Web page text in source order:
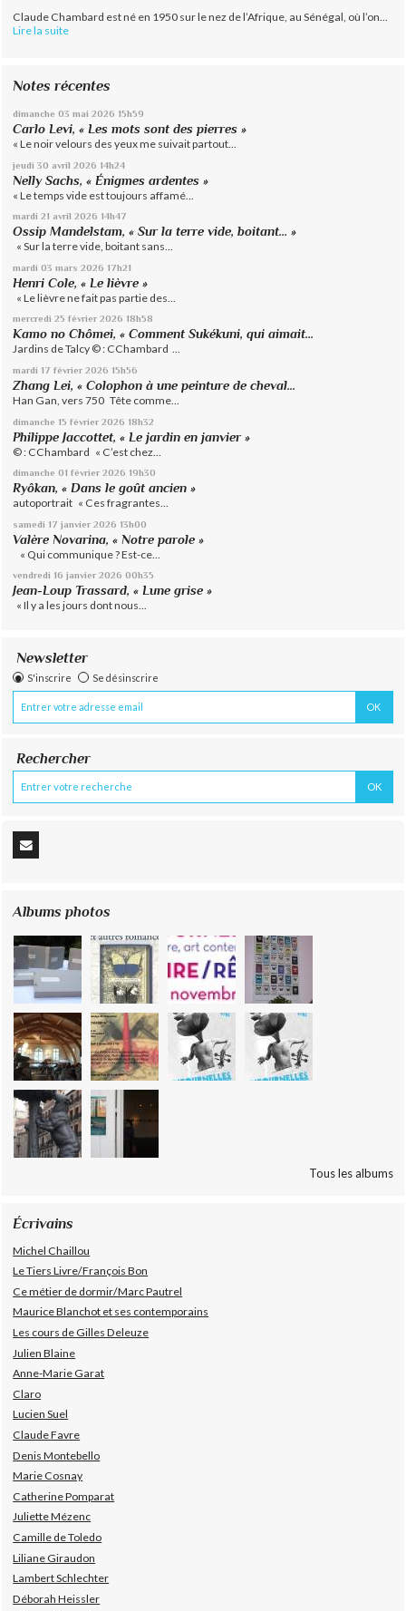
Claude Chambard est né en 1950 sur le nez de l’Afrique, au Sénégal, où l’on...
Lire la suite
Notes récentes
dimanche 03 mai 2026 15h59
Carlo Levi, « Les mots sont des pierres »
« Le noir velours des yeux me suivait partout...
jeudi 30 avril 2026 14h24
Nelly Sachs, « Énigmes ardentes »
« Le temps vide est toujours affamé...
mardi 21 avril 2026 14h47
Ossip Mandelstam, « Sur la terre vide, boitant… »
« Sur la terre vide, boitant sans...
mardi 03 mars 2026 17h21
Henri Cole, « Le lièvre »
« Le lièvre ne fait pas partie des...
mercredi 25 février 2026 18h58
Kamo no Chômei, « Comment Sukékuni, qui aimait...
Jardins de Talcy © : CChambard ...
mardi 17 février 2026 15h56
Zhang Lei, « Colophon à une peinture de cheval...
Han Gan, vers 750 Tête comme...
dimanche 15 février 2026 18h32
Philippe Jaccottet, « Le jardin en janvier »
© : CChambard « C’est chez...
dimanche 01 février 2026 19h30
Ryôkan, « Dans le goût ancien »
autoportrait « Ces fragrantes...
samedi 17 janvier 2026 13h00
Valère Novarina, « Notre parole »
« Qui communique ? Est-ce...
vendredi 16 janvier 2026 00h35
Jean-Loup Trassard, « Lune grise »
« Il y a les jours dont nous...
Newsletter
S'inscrire Se désinscrire
Rechercher
Albums photos
Tous les albums
Écrivains
Michel Chaillou
Le Tiers Livre/François Bon
Ce métier de dormir/Marc Pautrel
Maurice Blanchot et ses contemporains
Les cours de Gilles Deleuze
Julien Blaine
Anne-Marie Garat
Claro
Lucien Suel
Claude Favre
Denis Montebello
Marie Cosnay
Catherine Pomparat
Juliette Mézenc
Camille de Toledo
Liliane Giraudon
Lambert Schlechter
Déborah Heissler